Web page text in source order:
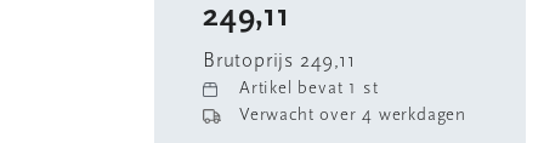
249,11
Brutoprijs 249,11
Artikel bevat 1 st
Verwacht over 4 werkdagen